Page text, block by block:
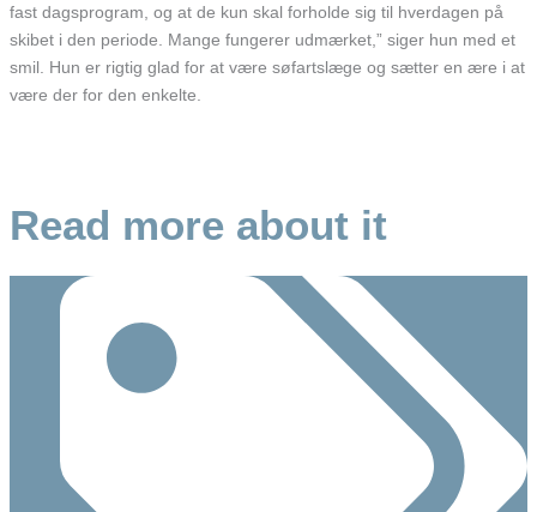
fast dagsprogram, og at de kun skal forholde sig til hverdagen på
skibet i den periode. Mange fungerer udmærket,” siger hun med et
smil. Hun er rigtig glad for at være søfartslæge og sætter en ære i at
være der for den enkelte.
Read more about it